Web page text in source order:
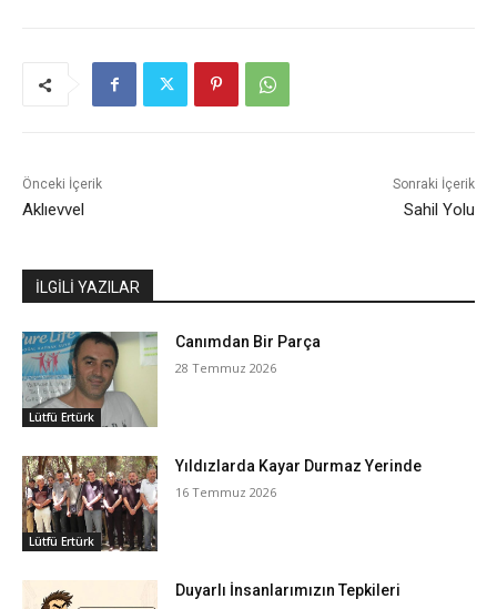
Önceki İçerik
Aklıevvel
Sonraki İçerik
Sahil Yolu
İLGİLİ YAZILAR
Lütfü Ertürk
Canımdan Bir Parça
28 Temmuz 2026
Lütfü Ertürk
Yıldızlarda Kayar Durmaz Yerinde
16 Temmuz 2026
Duyarlı İnsanlarımızın Tepkileri